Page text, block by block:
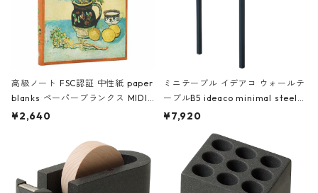
高級ノート FSC認証 中性紙 paper
blanks ペーパーブランクス MIDI
ハードカバー 罫線 ヴァン・ゴッホ
¥2,640
ミニテーブル イデアコ ウォールテ
ーブルB5 ideaco minimal steel f
urniture WALL Table B5 ネイビー
¥7,920